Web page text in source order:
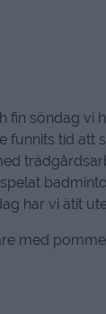
fin söndag vi
funnits tid att
har vi ätit
med